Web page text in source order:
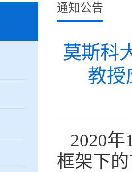
通知公告
莫斯科
教授
2020年
框架下